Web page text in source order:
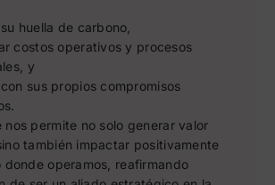
huella de carbono,
costos operativos y procesos
y
sus propios compromisos
nos permite no solo generar valor
también impactar positivamente
donde operamos, reafirmando